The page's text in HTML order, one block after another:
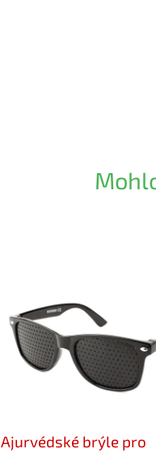
Ajurvédské brýle pro